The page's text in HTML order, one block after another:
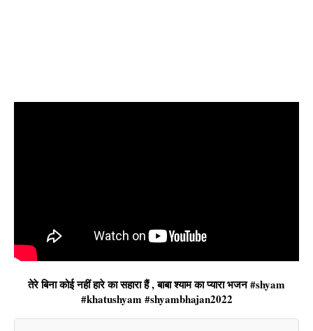
तेरे बिना कोई नहीं हारे का सहारा हैं , बाबा श्याम का प्यारा भजन #shyam
#khatushyam #shyambhajan2022